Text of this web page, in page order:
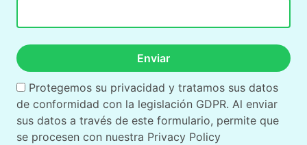
Enviar
Protegemos su privacidad y tratamos sus datos
de conformidad con la legislación GDPR. Al enviar
sus datos a través de este formulario, permite que
se procesen con nuestra Privacy Policy